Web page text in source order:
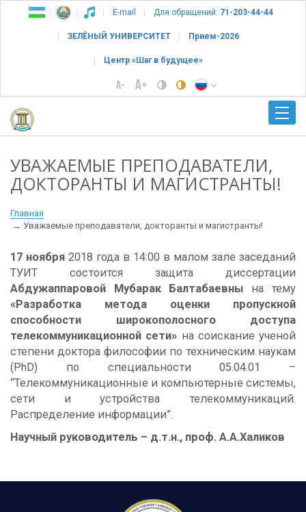
E-mail Для обращений: 71-203-44-44
ЗЕЛЁНЫЙ УНИВЕРСИТЕТ Прием-2026
Центр «Шаг в будущее»
УВАЖАЕМЫЕ ПРЕПОДАВАТЕЛИ,
ДОКТОРАНТЫ И МАГИСТРАНТЫ!
Главная
Уважаемые преподаватели, докторанты и магистранты!
17 ноября 2018 года в 14:00 в малом зале заседаний
ТУИТ состоится защита диссертации
Абдужаппаровой Мубарак Балтабаевны на тему
«Разработка метода оценки пропускной
способности широкополосного доступа
телекоммуникационной сети» на соискание ученой
степени доктора философии по техническим наукам
(PhD) по специальности 05.04.01 –
“Телекоммуникационные и компьютерные системы,
сети и устройства телекоммуникаций.
Распределение информации”.
Научный руководитель – д.т.н., проф. А.А.Халиков